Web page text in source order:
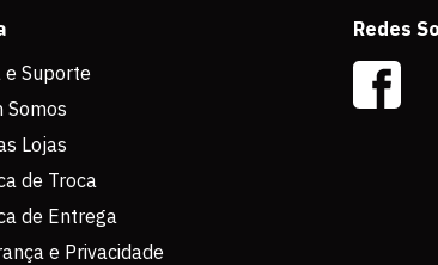
e Suporte
Somos
Lojas
de Troca
de Entrega
e Privacidade
Redes